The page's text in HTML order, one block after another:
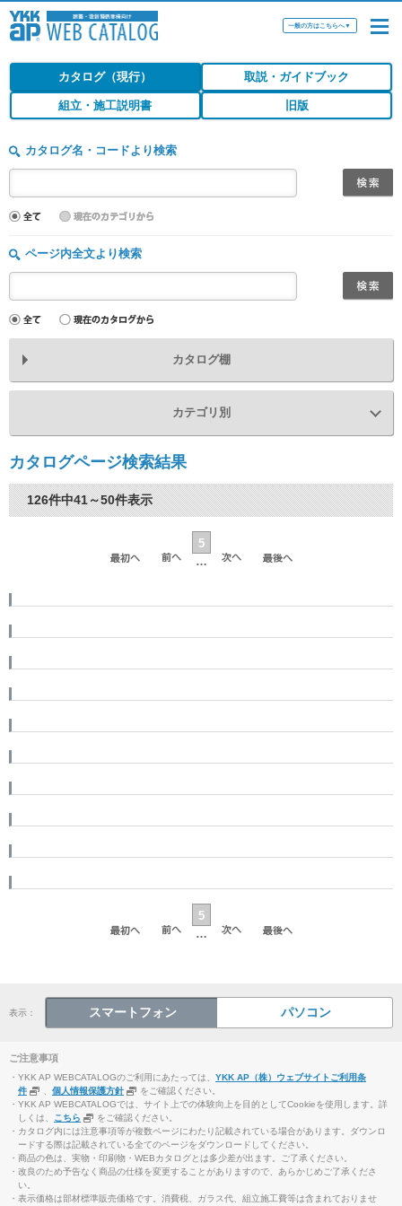
一般の方はこちらへ▼
カタログ（現行） 取説・ガイドブック
組立・施工説明書 旧版
カタログ名・コードより検索
ページ内全文より検索
カタログ棚
カテゴリ別
カタログページ検索結果
126件中41～50件表示
5
…
5
…
表示： スマートフォン パソコン
ご注意事項
・YKK AP WEBCATALOGのご利用にあたっては、 YKK AP（株）ウェブサイトご利用条
件
個人情報保護方針
をご確認ください。
・YKK AP WEBCATALOGでは、サイト上での体験向上を目的としてCookieを使用します。詳
しくは、 こちら
をご確認ください。
・カタログ内には注意事項等が複数ページにわたり記載されている場合があります。ダウンロ
ードする際は記載されている全てのページをダウンロードしてください。
・商品の色は、実物・印刷物・WEBカタログとは多少差が出ます。ご了承ください。
・改良のため予告なく商品の仕様を変更することがありますので、あらかじめご了承くださ
い。
・表示価格は部材標準販売価格です。消費税、ガラス代、組立施工費等は含まれておりませ